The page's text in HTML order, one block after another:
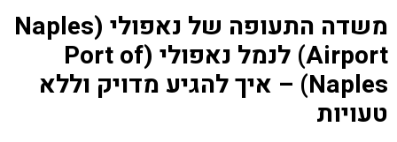
משדה התעופה של נאפולי (Naples
Airport) לנמל נאפולי (Port of
Naples) – איך להגיע מדויק וללא
טעויות